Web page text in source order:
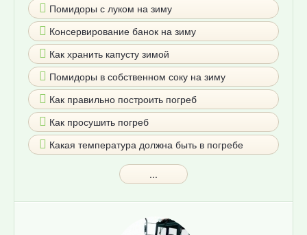
Помидоры с луком на зиму
Консервирование банок на зиму
Как хранить капусту зимой
Помидоры в собственном соку на зиму
Как правильно построить погреб
Как просушить погреб
Какая температура должна быть в погребе
...